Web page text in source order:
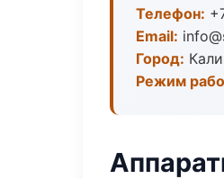
Телефон:
Email:
Город:
Режим